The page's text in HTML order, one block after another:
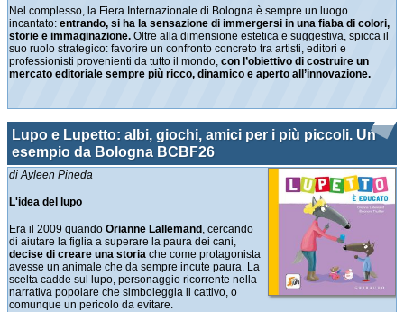
Nel complesso, la Fiera Internazionale di Bologna è sempre un luogo
incantato: entrando, si ha la sensazione di immergersi in una fiaba di colori,
storie e immaginazione. Oltre alla dimensione estetica e suggestiva, spicca il
suo ruolo strategico: favorire un confronto concreto tra artisti, editori e
professionisti provenienti da tutto il mondo, con l’obiettivo di costruire un
mercato editoriale sempre più ricco, dinamico e aperto all’innovazione.
Lupo e Lupetto: albi, giochi, amici per i più piccoli. Un
esempio da Bologna BCBF26
di Ayleen Pineda
L'idea del lupo
Era il 2009 quando Orianne Lallemand , cercando
di aiutare la figlia a superare la paura dei cani,
decise di creare una storia che come protagonista
avesse un animale che da sempre incute paura. La
scelta cadde sul lupo, personaggio ricorrente nella
narrativa popolare che simboleggia il cattivo, o
comunque un pericolo da evitare.